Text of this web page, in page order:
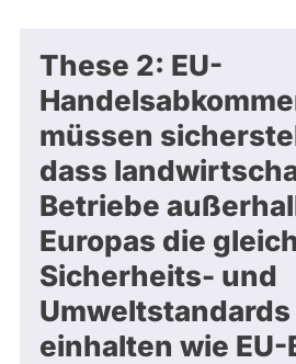
These 2: EU-
müssen
dass
Betriebe
Europas die
Sicherheits- und
Umweltstandards
einhalten wie